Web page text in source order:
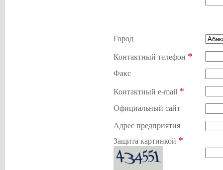
Город
Контактный телефон *
Факс
Контактный e-mail *
Официальный сайт
Адрес предприятия
Защита картинкой *